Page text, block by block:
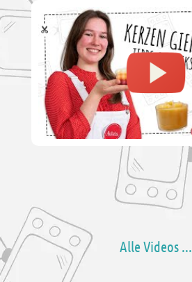
Alle Videos ...